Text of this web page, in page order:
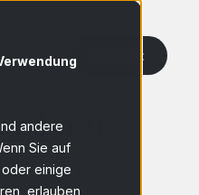
andere
Sie auf
oder einige
erlauben
Kontakt
View
Ihrer